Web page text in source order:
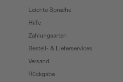
Leichte Sprache
Hilfe
Zahlungsarten
Bestell- & Lieferservices
Versand
Rückgabe